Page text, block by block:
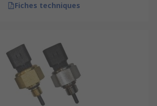
Fiches techniques